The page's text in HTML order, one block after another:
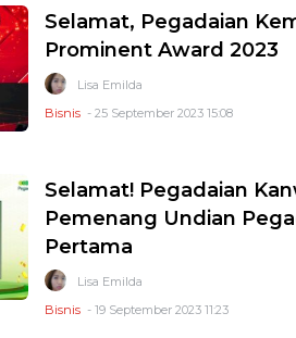
Selamat, Pegadaian
Prominent Award 2023
Lisa Emilda
Bisnis - 25 September 2023 15:08
Selamat! Pegadaian
Pemenang Undian
Pertama
Lisa Emilda
Bisnis - 19 September 2023 11:23